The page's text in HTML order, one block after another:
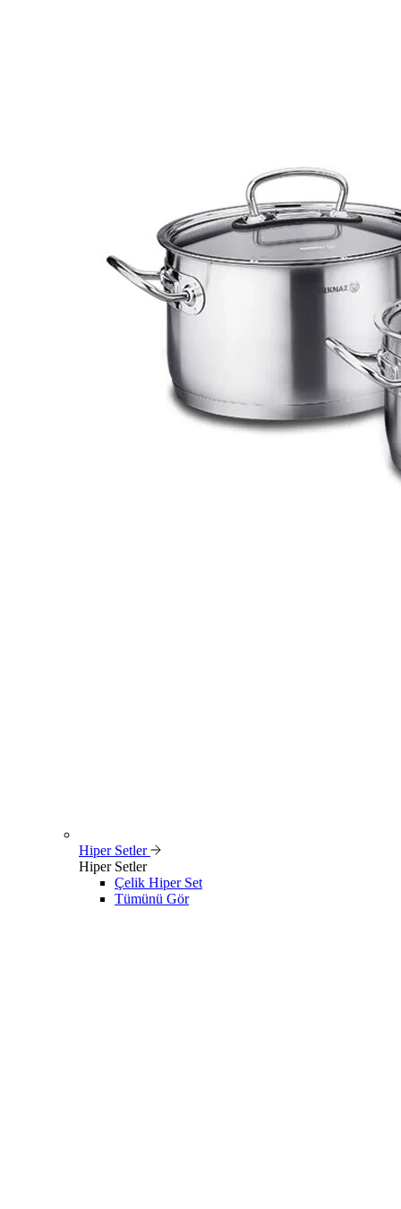
Hiper Setler
Hiper Setler
Çelik Hiper Set
Tümünü Gör